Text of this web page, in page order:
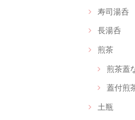
寿司湯呑
長湯呑
煎茶
煎茶蓋
蓋付煎
土瓶